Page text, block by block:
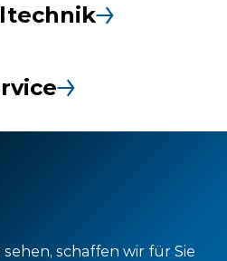
schaffen wir für Sie